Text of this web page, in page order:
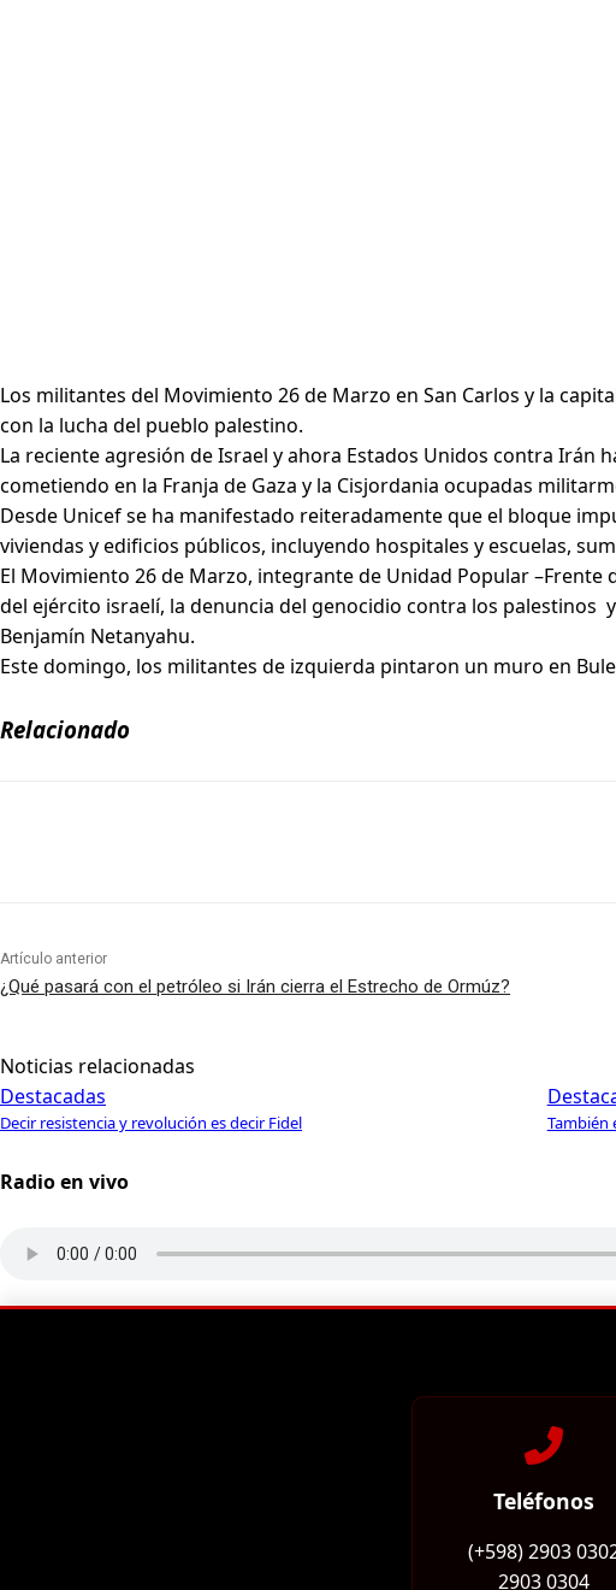
Los militantes del Movimiento 26 de Marzo en San Carlos y la
con la lucha del pueblo palestino.
La reciente agresión de Israel y ahora Estados Unidos contra
cometiendo en la Franja de Gaza y la Cisjordania ocupadas
Desde Unicef se ha manifestado reiteradamente que el bloque
viviendas y edificios públicos, incluyendo hospitales y escuelas,
El Movimiento 26 de Marzo, integrante de Unidad Popular
del ejército israelí, la denuncia del genocidio contra los palestinos
Benjamín Netanyahu.
Este domingo, los militantes de izquierda pintaron un muro en
Relacionado
Artículo anterior
¿Qué pasará con el petróleo si Irán cierra el Estrecho de Ormúz?
Noticias relacionadas
Destacadas
Decir resistencia y revolución es decir Fidel También
Radio en vivo
Teléfonos
(+598) 2903
2903 0304